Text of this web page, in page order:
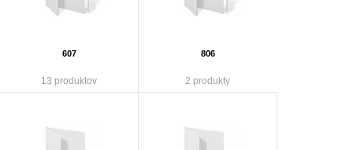
607
13 produktov
806
2 produkty